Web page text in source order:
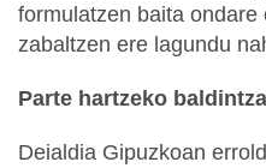
formulatzen baita ondare
zabaltzen ere lagundu
Parte hartzeko
Deialdia Gipuzkoan